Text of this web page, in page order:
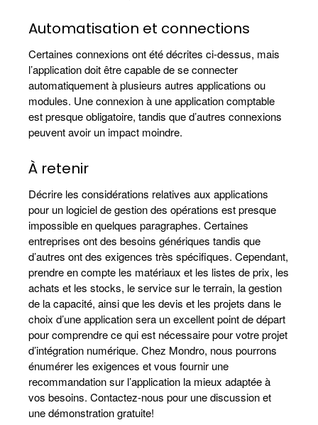
Automatisation et connections
Certaines connexions ont été décrites ci-dessus, mais
l’application doit être capable de se connecter
automatiquement à plusieurs autres applications ou
modules. Une connexion à une application comptable
est presque obligatoire, tandis que d’autres connexions
peuvent avoir un impact moindre.
À retenir
Décrire les considérations relatives aux applications
pour un logiciel de gestion des opérations est presque
impossible en quelques paragraphes. Certaines
entreprises ont des besoins génériques tandis que
d’autres ont des exigences très spécifiques. Cependant,
prendre en compte les matériaux et les listes de prix, les
achats et les stocks, le service sur le terrain, la gestion
de la capacité, ainsi que les devis et les projets dans le
choix d’une application sera un excellent point de départ
pour comprendre ce qui est nécessaire pour votre projet
d’intégration numérique. Chez Mondro, nous pourrons
énumérer les exigences et vous fournir une
recommandation sur l’application la mieux adaptée à
vos besoins. Contactez-nous pour une discussion et
une démonstration gratuite!